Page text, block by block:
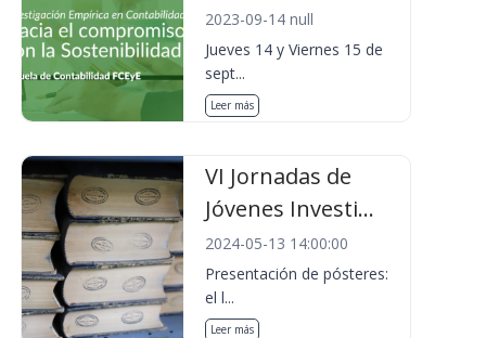
2023-09-14 null
Jueves 14 y Viernes 15 de
sept...
Leer más
VI Jornadas de
Jóvenes Investi...
2024-05-13 14:00:00
Presentación de pósteres:
el l...
Leer más